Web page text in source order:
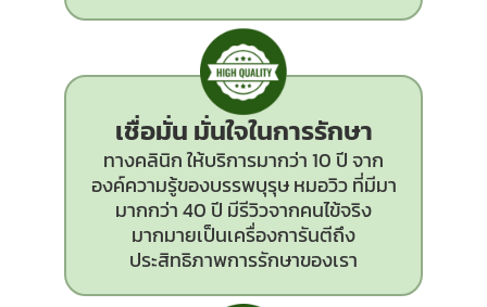
เชื่อมั่น มั่นใจในการรักษา
ทางคลินิก ให้บริการมากว่า 10 ปี จาก
องค์ความรู้ของบรรพบุรุษ หมอวิว ที่มีมา
มากกว่า 40 ปี มีรีวิวจากคนไข้จริง
มากมายเป็นเครื่องการันตีถึง
ประสิทธิภาพการรักษาของเรา